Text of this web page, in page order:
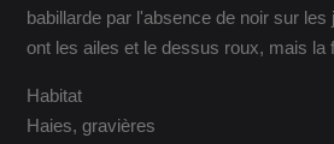
babillarde par l'absence de noir sur
ont les ailes et le dessus roux, mais la
Habitat
Haies, gravières